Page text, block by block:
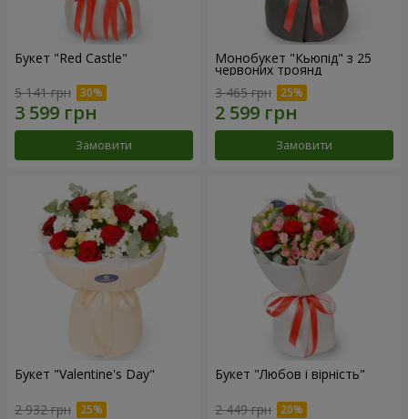
Букет "Red Castle"
5 141 грн
Замовити
Монобукет "Кьюпід" з 25
червоних троянд
3 465 грн
Замовити
Букет "Valentine's Day"
2 932 грн
Букет "Любов і вірність"
2 449 грн